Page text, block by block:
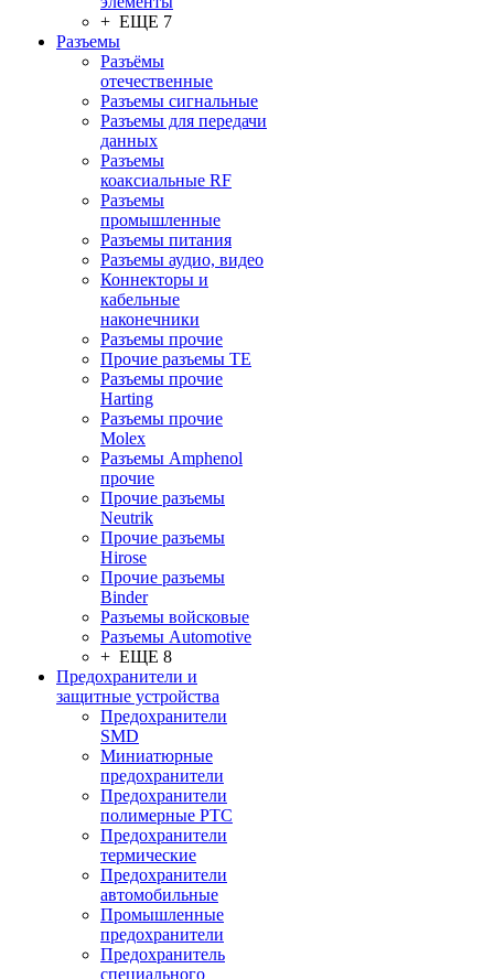
+ ЕЩЕ 7
Разъeмы
Разъёмы
отечественные
Разъeмы сигнальные
Разъeмы для передачи
данных
Разъeмы
коаксиальные RF
Разъeмы
промышленные
Разъeмы питания
Разъeмы аудио, видео
Коннекторы и
кабельные
наконечники
Разъeмы прочие
Прочие разъемы TE
Разъемы прочие
Harting
Разъемы прочие
Molex
Разъемы Amphenol
прочие
Прочие разъемы
Neutrik
Прочие разъемы
Hirose
Прочие разъемы
Binder
Разъемы войсковые
Разъeмы Automotive
+ ЕЩЕ 8
Предохранители и
защитные устройства
Предохранители
SMD
Миниатюрные
предохранители
Предохранители
полимерные PTC
Предохранители
термические
Предохранители
автомобильные
Промышленные
предохранители
Предохранитель
специального